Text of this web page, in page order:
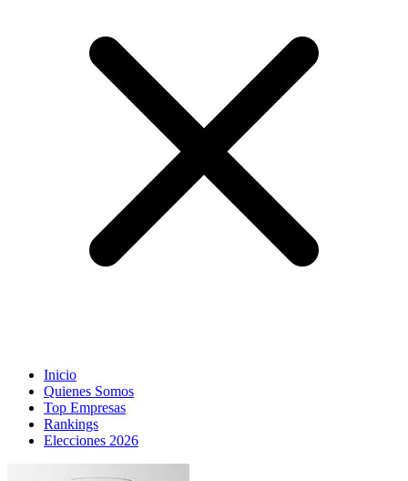
Inicio
Quienes Somos
Top Empresas
Rankings
Elecciones 2026